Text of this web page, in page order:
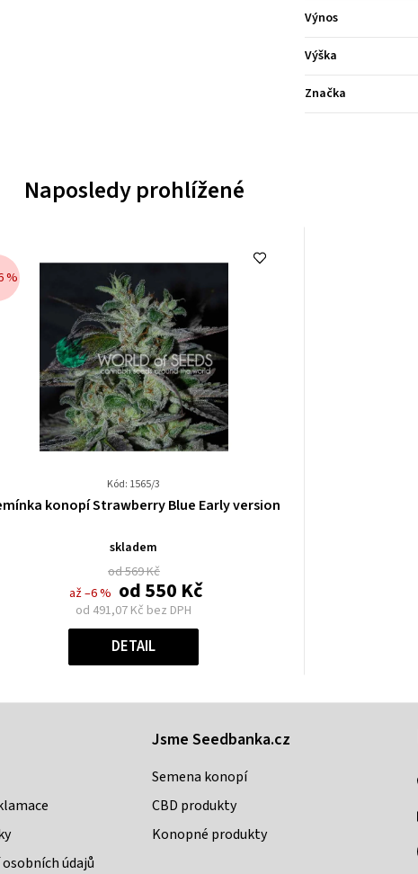
Výnos
Výška
Značka
Naposledy prohlížené
%
Kód: 1565/3
Průměrné
produktu
je
0,0
z
hvězdiček.
konopí Strawberry Blue Early version
skladem
od 569 Kč
až –6 % od550 Kč
od 491,07 Kč bez DPH
Měrná
cena:
DETAIL
údajů
Jsme Seedbanka.cz
Semena konopí
CBD produkty
Konopné produkty